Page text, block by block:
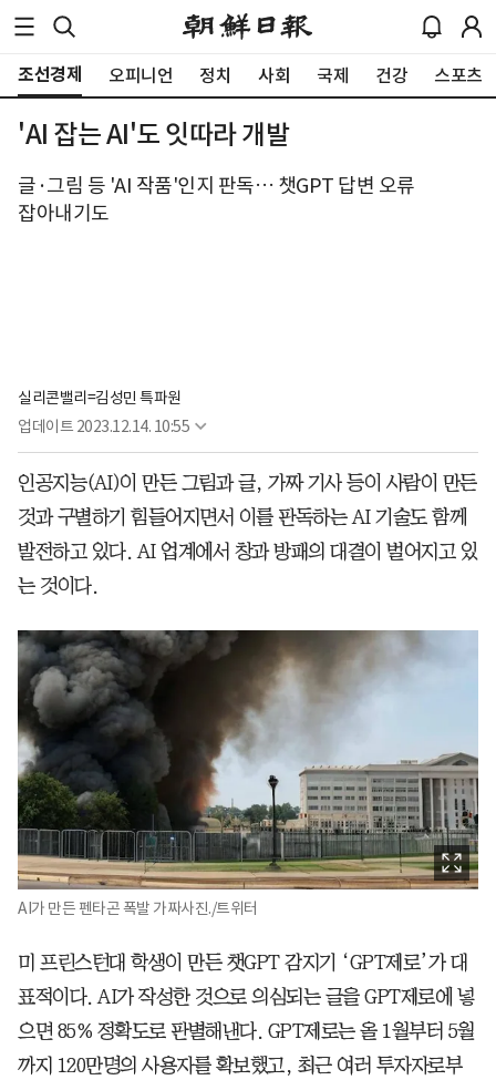
조선경제 오피니언 정치 사회 국제 건강 스포츠
'AI 잡는 AI'도 잇따라 개발
글·그림 등 'AI 작품'인지 판독… 챗GPT 답변 오류
잡아내기도
실리콘밸리=김성민 특파원
업데이트 2023.12.14. 10:55
인공지능(AI)이 만든 그림과 글, 가짜 기사 등이 사람이 만든
것과 구별하기 힘들어지면서 이를 판독하는 AI 기술도 함께
발전하고 있다. AI 업계에서 창과 방패의 대결이 벌어지고 있
는 것이다.
AI가 만든 펜타곤 폭발 가짜사진./트위터
미 프린스턴대 학생이 만든 챗GPT 감지기 ‘GPT제로’가 대
표적이다. AI가 작성한 것으로 의심되는 글을 GPT제로에 넣
으면 85% 정확도로 판별해낸다. GPT제로는 올 1월부터 5월
까지 120만명의 사용자를 확보했고, 최근 여러 투자자로부